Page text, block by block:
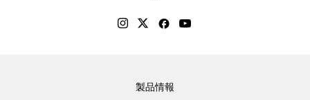
製品情報